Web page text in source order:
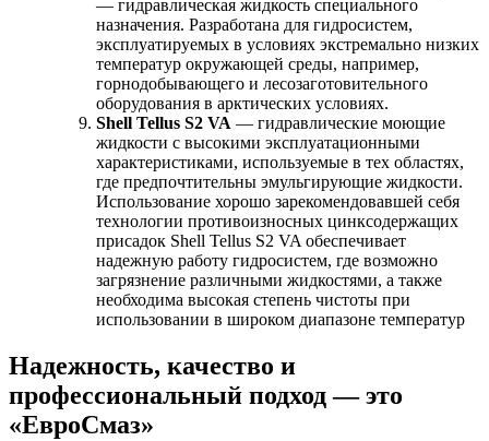
— гидравлическая жидкость специального
назначения. Разработана для гидросистем,
эксплуатируемых в условиях экстремально низких
температур окружающей среды, например,
горнодобывающего и лесозаготовительного
оборудования в арктических условиях.
Shell Tellus S2 VA — гидравлические моющие
жидкости с высокими эксплуатационными
характеристиками, используемые в тех областях,
где предпочтительны эмульгирующие жидкости.
Использование хорошо зарекомендовавшей себя
технологии противоизносных цинксодержащих
присадок Shell Tellus S2 VA обеспечивает
надежную работу гидросистем, где возможно
загрязнение различными жидкостями, а также
необходима высокая степень чистоты при
использовании в широком диапазоне температур
Надежность, качество и
профессиональный подход — это
«ЕвроСмаз»